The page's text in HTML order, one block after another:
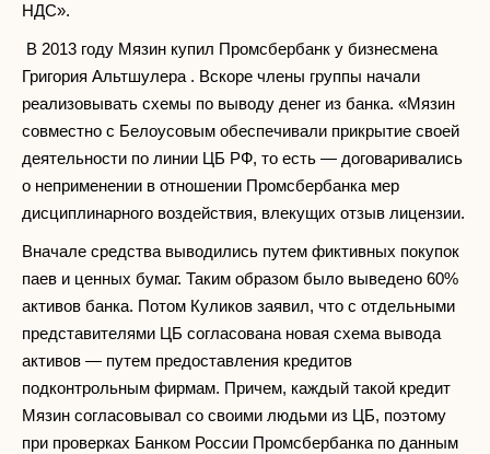
НДС».
В 2013 году Мязин купил Промсбербанк у бизнесмена
Григория Альтшулера . Вскоре члены группы начали
реализовывать схемы по выводу денег из банка. «Мязин
совместно с Белоусовым обеспечивали прикрытие своей
деятельности по линии ЦБ РФ, то есть — договаривались
о неприменении в отношении Промсбербанка мер
дисциплинарного воздействия, влекущих отзыв лицензии.
Вначале средства выводились путем фиктивных покупок
паев и ценных бумаг. Таким образом было выведено 60%
активов банка. Потом Куликов заявил, что с отдельными
представителями ЦБ согласована новая схема вывода
активов — путем предоставления кредитов
подконтрольным фирмам. Причем, каждый такой кредит
Мязин согласовывал со своими людьми из ЦБ, поэтому
при проверках Банком России Промсбербанка по данным